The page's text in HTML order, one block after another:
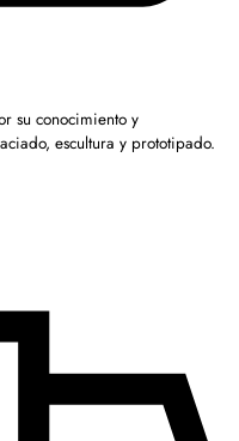
su conocimiento y
escultura y prototipado.